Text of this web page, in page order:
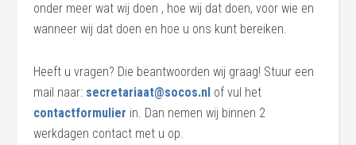
onder meer wat wij doen , hoe wij dat doen, voor wie en
wanneer wij dat doen en hoe u ons kunt bereiken.
Heeft u vragen? Die beantwoorden wij graag! Stuur een
mail naar: secretariaat@socos.nl of vul het
contactformulier in. Dan nemen wij binnen 2
werkdagen contact met u op.